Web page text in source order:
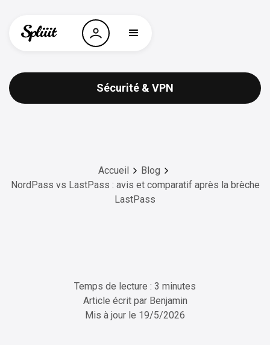
Sécurité & VPN
Accueil
Blog
NordPass vs LastPass : avis et comparatif après la brèche
LastPass
Temps de lecture : 3 minutes
Article écrit par Benjamin
Mis à jour le 19/5/2026